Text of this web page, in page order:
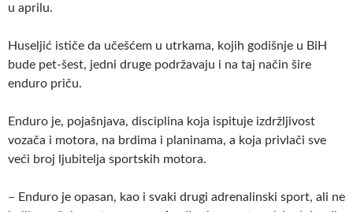
u aprilu.
Huseljić ističe da učešćem u utrkama, kojih godišnje u BiH
bude pet-šest, jedni druge podržavaju i na taj način šire
enduro priču.
Enduro je, pojašnjava, disciplina koja ispituje izdržljivost
vozača i motora, na brdima i planinama, a koja privlači sve
veći broj ljubitelja sportskih motora.
– Enduro je opasan, kao i svaki drugi adrenalinski sport, ali ne